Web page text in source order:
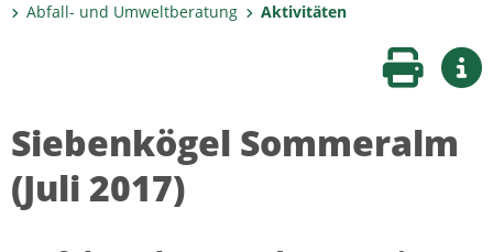
Abfall- und Umweltberatung
Aktivitäten
Seite
Siebenkögel Sommeralm
(Juli 2017)